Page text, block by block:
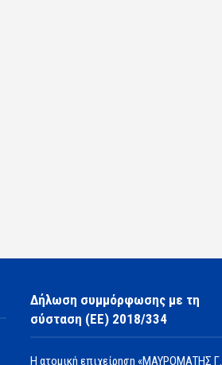
Δήλωση συμμόρφωσης με τη
σύσταση (ΕΕ) 2018/334
Η ατομική επιχείρηση «ΜΑΥΡΟΜΑΤΗΣ Γ.